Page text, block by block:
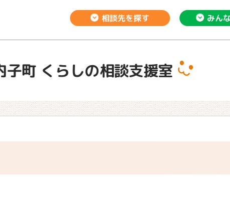
相談先を探す みん
子町 くらしの相談支援室